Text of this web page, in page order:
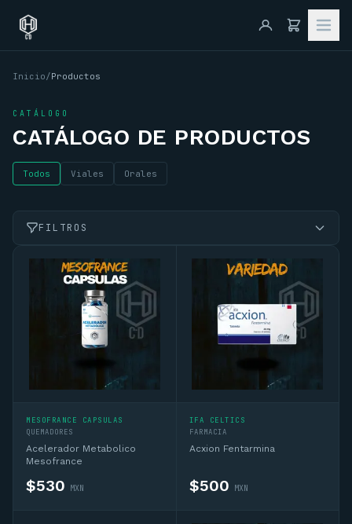
Inicio/Productos
CATÁLOGO
CATÁLOGO DE PRODUCTOS
Todos Viales Orales
FILTROS
MESOFRANCE CAPSULAS
QUEMADORES
Acelerador Metabolico
Mesofrance
$530 MXN
IFA CELTICS
FARMACIA
Acxion Fentarmina
$500 MXN